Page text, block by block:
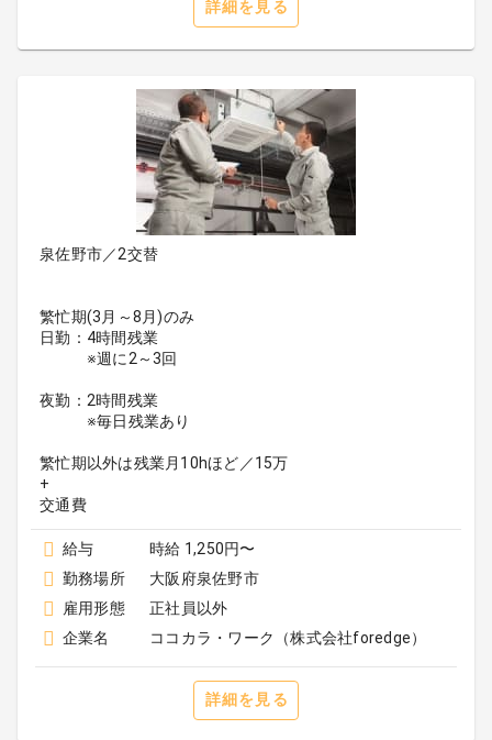
詳細を見る
泉佐野市／2交替
繁忙期(3月～8月)のみ
日勤：4時間残業
※週に2～3回
夜勤：2時間残業
※毎日残業あり
繁忙期以外は残業月10hほど／15万
+
交通費
給与
時給 1,250円〜
勤務場所
大阪府泉佐野市
雇用形態
正社員以外
企業名
ココカラ・ワーク（株式会社foredge）
詳細を見る